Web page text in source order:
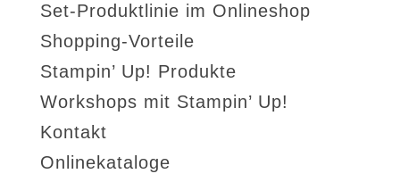
Set-Produktlinie im Onlineshop
Shopping-Vorteile
Stampin’ Up! Produkte
Workshops mit Stampin’ Up!
Kontakt
Onlinekataloge